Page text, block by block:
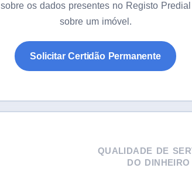
sobre os dados presentes no Registo Predial
sobre um imóvel.
Solicitar Certidão Permanente
QUALIDADE DE
DO